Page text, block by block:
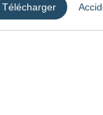
Télécharger